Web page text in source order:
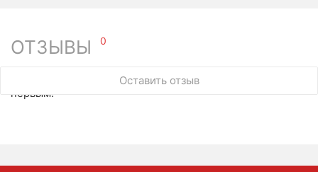
ОТЗЫВЫ 0
Оставить отзыв
У этого товара нет ни одного отзыва. Вы можете стать
первым.